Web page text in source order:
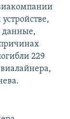
данные,
229